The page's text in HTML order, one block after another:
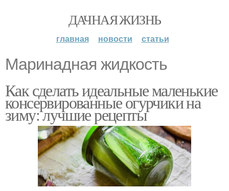
ДАЧНАЯ ЖИЗНЬ
главная новости статьи
Маринадная жидкость
Как сделать идеальные маленькие
консервированные огурчики на
зиму: лучшие рецепты